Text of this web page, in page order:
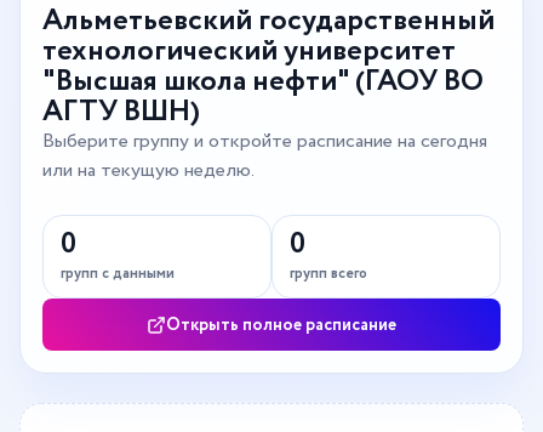
Альметьевский государственный
технологический университет
"Высшая школа нефти" (ГАОУ ВО
АГТУ ВШН)
Выберите группу и откройте расписание на сегодня
или на текущую неделю.
0
групп с данными
0
групп всего
Открыть полное расписание